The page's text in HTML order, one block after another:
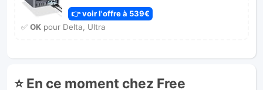
👉 voir l'offre à 539€
✅ OKpour Delta, Ultra
⭐ En ce moment chez Free